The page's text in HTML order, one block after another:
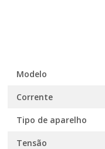
Modelo
Corrente
Tipo de aparelho
Tensão